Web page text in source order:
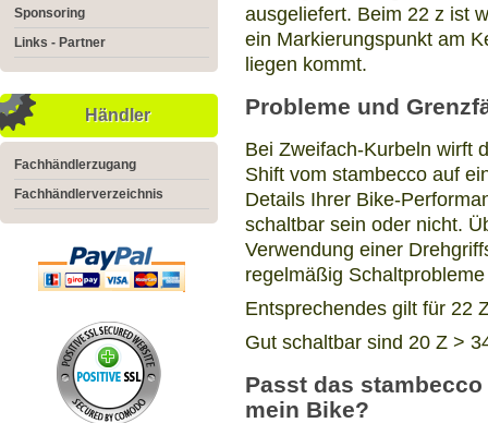
Sponsoring
Links - Partner
Händler
Fachhändlerzugang
Fachhändlerverzeichnis
ausgeliefert. Beim 22 z ist
ein Markierungspunkt am
liegen kommt.
Probleme und
Bei Zweifach-Kurbeln wirft
Shift vom stambecco auf
Details Ihrer Bike-
schaltbar sein oder nicht.
Verwendung einer
regelmäßig
Entsprechendes gilt für 22
Gut schaltbar sind 20 Z >
Passt das
mein Bike?